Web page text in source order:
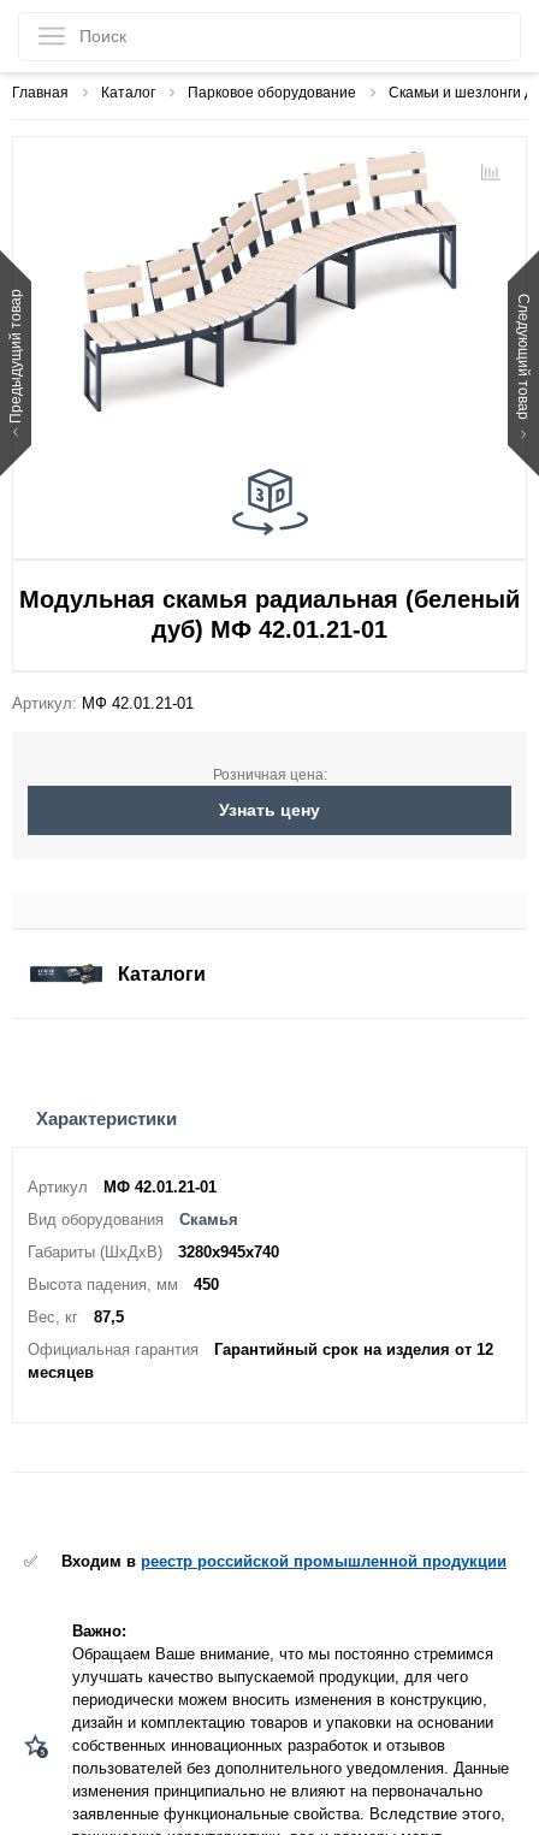
Главная Каталог Парковое оборудование Скамьи и шезлонги
Предыдущий товар Следующий товар
Модульная скамья радиальная (беленый
дуб) МФ 42.01.21-01
Артикул: МФ 42.01.21-01
Розничная цена:
Узнать цену
Каталоги
Характеристики
Артикул
МФ 42.01.21-01
Вид оборудования
Скамья
Габариты (ШхДхВ)
3280х945х740
Высота падения, мм
450
Вес, кг
87,5
Официальная гарантия
Гарантийный срок на изделия от 12
месяцев
✅ Входим в реестр российской промышленной продукции
Важно:
Обращаем Ваше внимание, что мы постоянно стремимся
улучшать качество выпускаемой продукции, для чего
периодически можем вносить изменения в конструкцию,
дизайн и комплектацию товаров и упаковки на основании
собственных инновационных разработок и отзывов
пользователей без дополнительного уведомления. Данные
изменения принципиально не влияют на первоначально
заявленные функциональные свойства. Вследствие этого,